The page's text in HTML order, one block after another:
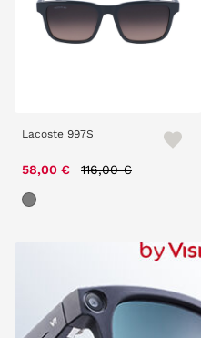
Lacoste 997S
58,00 € Price reduced from
116,00 €